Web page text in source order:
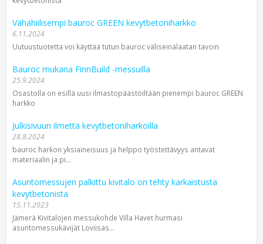
Vähähiilisempi bauroc GREEN kevytbetoniharkko
6.11.2024
Uutuustuotetta voi käyttää tutun bauroc väliseinälaatan tavoin
Bauroc mukana FinnBuild -messuilla
25.9.2024
Osastolla on esillä uusi ilmastopäästöiltään pienempi bauroc GREEN
harkko
Julkisivuun ilmettä kevytbetoniharkoilla
28.8.2024
bauroc harkon yksiaineisuus ja helppo työstettävyys antavat
materiaalin ja pi...
Asuntomessujen palkittu kivitalo on tehty karkaistusta
kevytbetonista
15.11.2023
Jämerä Kivitalojen messukohde Villa Havet hurmasi
asuntomessukävijät Loviisas...